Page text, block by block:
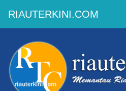
RIAUTERKINI.COM